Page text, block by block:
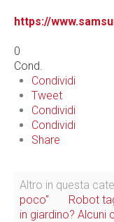
https://
0
Cond.
Condividi
Tweet
Condividi
Condividi
Share
Altro in questa
poco"
Robot
in giardino? Alcuni